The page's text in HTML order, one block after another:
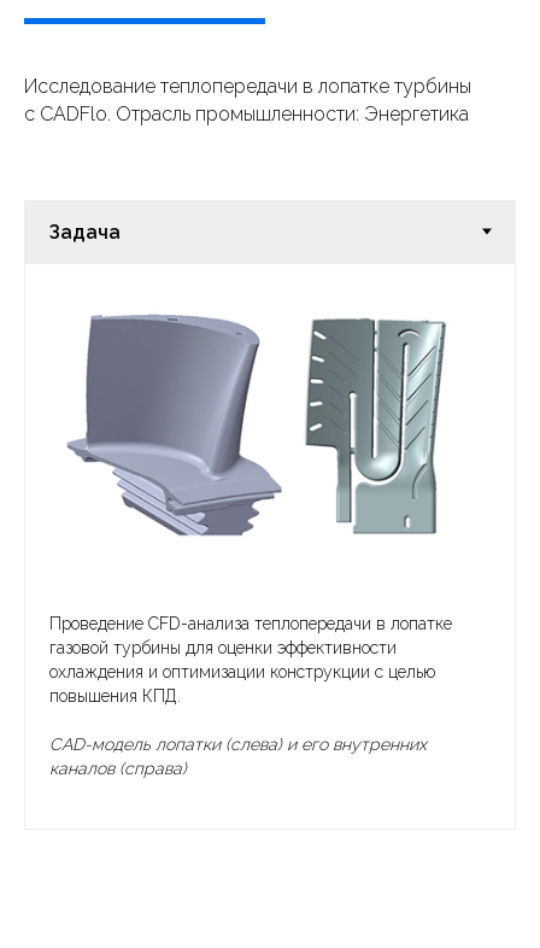
Исследование теплопередачи в лопатке турбины
с CADFlo. Отрасль промышленности: Энергетика
Проведение CFD-анализа теплопередачи в лопатке
газовой турбины для оценки эффективности
охлаждения и оптимизации конструкции с целью
повышения КПД.
CAD-модель лопатки (слева) и его внутренних
каналов (справа)